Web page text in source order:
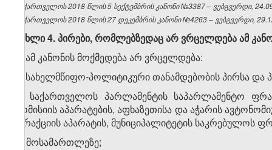
საქართველოს 2018 წლის 5 სექტემბრის კანონი №3387 – ვებგვერდი,
საქართველოს 2018 წლის 27 დეკემბრის კანონი №4263 – ვებგვერდი,
მუხლი 4. პირები, რომლებზედაც არ ვრცელდება ამ
1. ამ კანონის მოქმედება არ ვრცელდება:
ა) სახელმწიფო-პოლიტიკური თანამდებობის პირსა
ბ) საქართველოს პარლამენტის საპარლამენტო
კომისიის აპარატების, აფხაზეთისა და აჭარის
ფრაქციის აპარატის, მუნიციპალიტეტის საკრებულოს
გ) მოსამართლეზე;